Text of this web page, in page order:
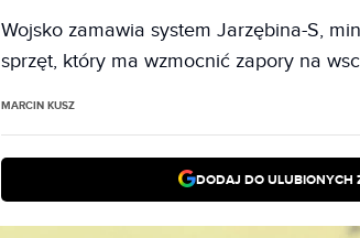
Wojsko zamawia system Jarzębina-S,
sprzęt, który ma wzmocnić zapory na
MARCIN KUSZ
DODAJ DO ULUBIONYCH